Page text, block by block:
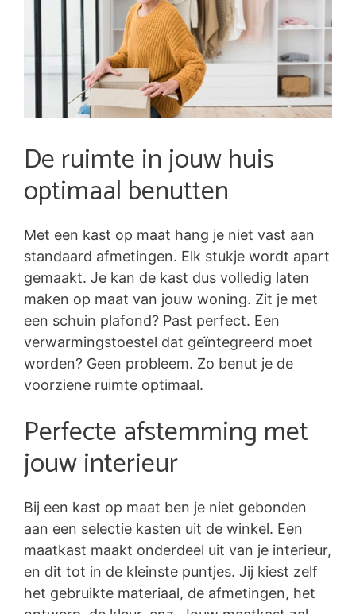
De ruimte in jouw huis
optimaal benutten
Met een kast op maat hang je niet vast aan
standaard afmetingen. Elk stukje wordt apart
gemaakt. Je kan de kast dus volledig laten
maken op maat van jouw woning. Zit je met
een schuin plafond? Past perfect. Een
verwarmingstoestel dat geïntegreerd moet
worden? Geen probleem. Zo benut je de
voorziene ruimte optimaal.
Perfecte afstemming met
jouw interieur
Bij een kast op maat ben je niet gebonden
aan een selectie kasten uit de winkel. Een
maatkast maakt onderdeel uit van je interieur,
en dit tot in de kleinste puntjes. Jij kiest zelf
het gebruikte materiaal, de afmetingen, het